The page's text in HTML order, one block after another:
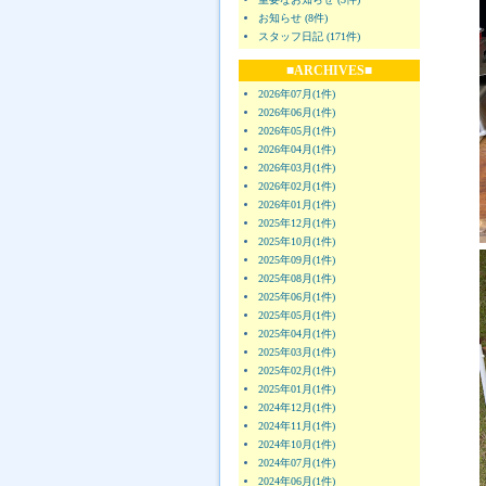
お知らせ (8件)
スタッフ日記 (171件)
■ARCHIVES■
2026年07月(1件)
2026年06月(1件)
2026年05月(1件)
2026年04月(1件)
2026年03月(1件)
2026年02月(1件)
2026年01月(1件)
2025年12月(1件)
2025年10月(1件)
2025年09月(1件)
2025年08月(1件)
2025年06月(1件)
2025年05月(1件)
2025年04月(1件)
2025年03月(1件)
2025年02月(1件)
2025年01月(1件)
2024年12月(1件)
2024年11月(1件)
2024年10月(1件)
2024年07月(1件)
2024年06月(1件)